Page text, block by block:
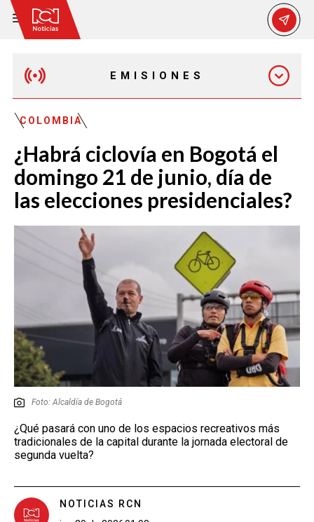
EMISIONES
EMISIÓN 12:30 PM
EMISIÓN 7:00 PM
EMISIÓN 11:30 PM
COLOMBIA
¿Habrá ciclovía en Bogotá el
domingo 21 de junio, día de
las elecciones presidenciales?
Foto: Alcaldía de Bogotá
¿Qué pasará con uno de los espacios recreativos más
tradicionales de la capital durante la jornada electoral de
segunda vuelta?
NOTICIAS RCN